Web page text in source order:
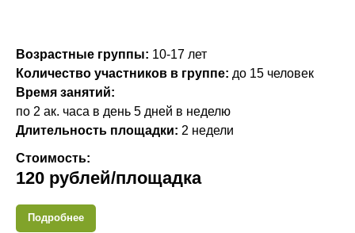
Возрастные группы: 10-17 лет
Количество участников в группе: до 15 человек
Время занятий:
по 2 ак. часа в день 5 дней в неделю
Длительность площадки: 2 недели
Стоимость:
120 рублей/площадка
Подробнее